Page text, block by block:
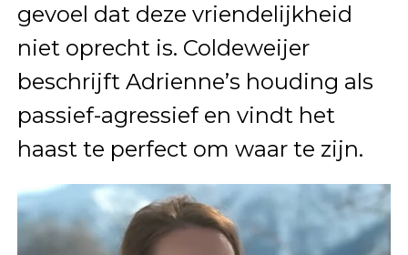
gevoel dat deze vriendelijkheid
niet oprecht is. Coldeweijer
beschrijft Adrienne’s houding als
passief-agressief en vindt het
haast te perfect om waar te zijn.